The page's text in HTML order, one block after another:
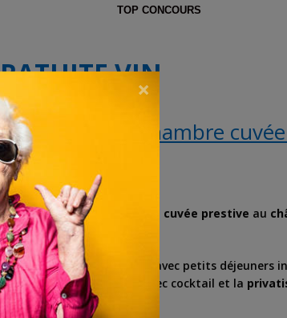
TOP CONCOURS
VIN
|| Séjour en chambre
?
unséjouren chambre cuvée prestive au
nuit pour deux personnes avec petits déjeuners
de vins, un dîner thaï avec cocktail et la
×